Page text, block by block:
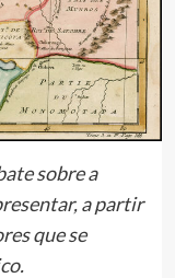
sobre a
a partir
que se